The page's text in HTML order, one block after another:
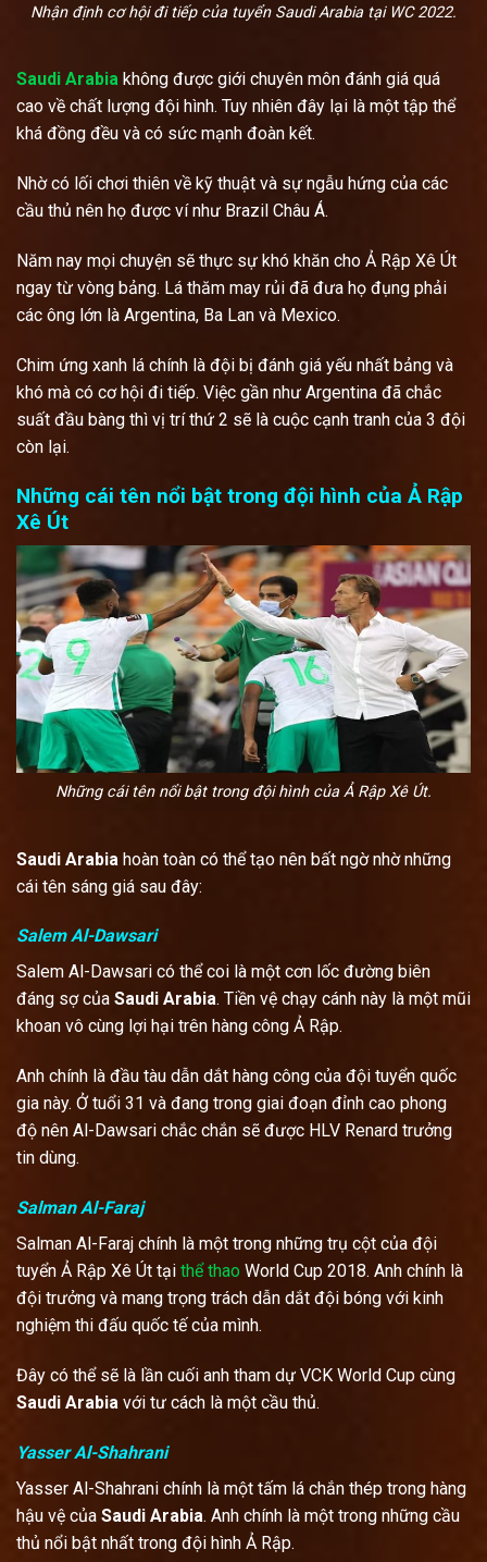
Nhận định cơ hội đi tiếp của tuyển Saudi Arabia tại WC 2022.
Saudi Arabia không được giới chuyên môn đánh giá quá
cao về chất lượng đội hình. Tuy nhiên đây lại là một tập thể
khá đồng đều và có sức mạnh đoàn kết.
Nhờ có lối chơi thiên về kỹ thuật và sự ngẫu hứng của các
cầu thủ nên họ được ví như Brazil Châu Á.
Năm nay mọi chuyện sẽ thực sự khó khăn cho Ả Rập Xê Út
ngay từ vòng bảng. Lá thăm may rủi đã đưa họ đụng phải
các ông lớn là Argentina, Ba Lan và Mexico.
Chim ứng xanh lá chính là đội bị đánh giá yếu nhất bảng và
khó mà có cơ hội đi tiếp. Việc gần như Argentina đã chắc
suất đầu bàng thì vị trí thứ 2 sẽ là cuộc cạnh tranh của 3 đội
còn lại.
Những cái tên nổi bật trong đội hình của Ả Rập
Xê Út
Những cái tên nổi bật trong đội hình của Ả Rập Xê Út.
Saudi Arabia hoàn toàn có thể tạo nên bất ngờ nhờ những
cái tên sáng giá sau đây:
Salem Al-Dawsari
Salem Al-Dawsari có thể coi là một cơn lốc đường biên
đáng sợ của Saudi Arabia. Tiền vệ chạy cánh này là một mũi
khoan vô cùng lợi hại trên hàng công Ả Rập.
Anh chính là đầu tàu dẫn dắt hàng công của đội tuyển quốc
gia này. Ở tuổi 31 và đang trong giai đoạn đỉnh cao phong
độ nên Al-Dawsari chắc chắn sẽ được HLV Renard trưởng
tin dùng.
Salman Al-Faraj
Salman Al-Faraj chính là một trong những trụ cột của đội
tuyển Ả Rập Xê Út tại thể thao World Cup 2018. Anh chính là
đội trưởng và mang trọng trách dẫn dắt đội bóng với kinh
nghiệm thi đấu quốc tế của mình.
Đây có thể sẽ là lần cuối anh tham dự VCK World Cup cùng
Saudi Arabia với tư cách là một cầu thủ.
Yasser Al-Shahrani
Yasser Al-Shahrani chính là một tấm lá chắn thép trong hàng
hậu vệ của Saudi Arabia. Anh chính là một trong những cầu
thủ nổi bật nhất trong đội hình Ả Rập.